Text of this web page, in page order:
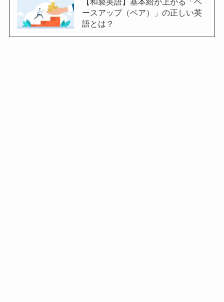
ースアップ（ベア）」の正しい英
語とは？